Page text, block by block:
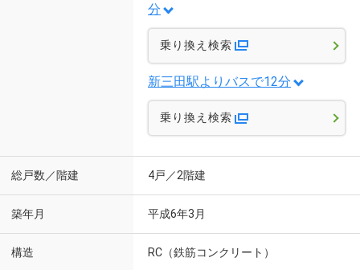
分
乗り換え検索
新三田駅よりバスで12分
乗り換え検索
総戸数／階建 4戸／2階建
築年月 平成6年3月
構造 RC（鉄筋コンクリート）